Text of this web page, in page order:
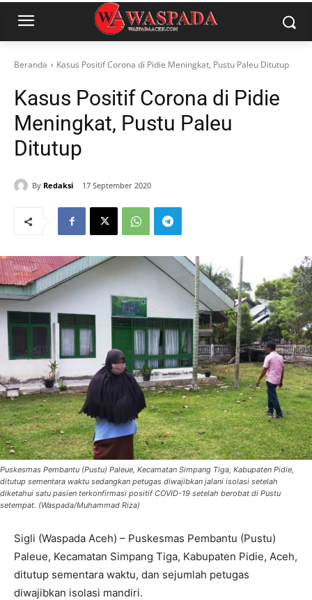
Beranda Kasus Positif Corona di Pidie Meningkat, Pustu Paleu Ditutup
Kasus Positif Corona di Pidie
Meningkat, Pustu Paleu
Ditutup
By Redaksi 17 September 2020
Puskesmas Pembantu (Pustu) Paleue, Kecamatan Simpang Tiga, Kabupaten Pidie,
ditutup sementara waktu sedangkan petugas diwajibkan jalani isolasi setelah
diketahui satu pasien terkonfirmasi positif COVID-19 setelah berobat di Pustu
setempat. (Waspada/Muhammad Riza)
Sigli (Waspada Aceh) – Puskesmas Pembantu (Pustu)
Paleue, Kecamatan Simpang Tiga, Kabupaten Pidie, Aceh,
ditutup sementara waktu, dan sejumlah petugas
diwajibkan isolasi mandiri.